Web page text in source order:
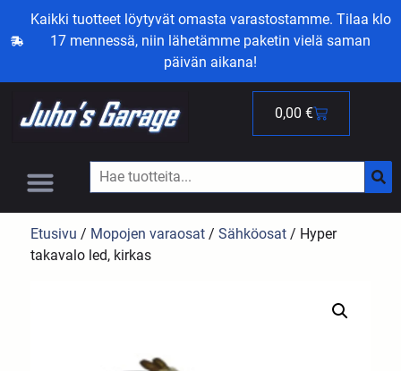
Kaikki tuotteet löytyvät omasta varastostamme. Tilaa klo
17 mennessä, niin lähetämme paketin vielä saman
päivän aikana!
0,00 €
Etusivu / Mopojen varaosat /Sähköosat / Hyper
takavalo led, kirkas